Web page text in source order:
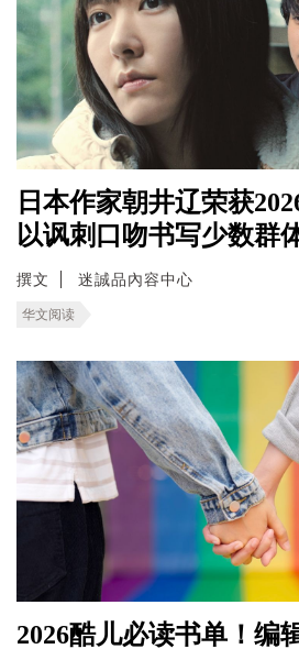
日本作家朝井辽荣获
以讽刺口吻书写少数群
撰文 迷誠品內容中心
华文阅读
2026酷儿必读书单！编